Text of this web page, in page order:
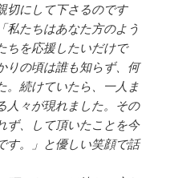
切にして下さるのです
私たちはあなた方のよう
ちを応援したいだけで
りの頃は誰も知らず、何
。続けていたら、一人ま
人々が現れました。その
ず、して頂いたことを今
す。」と優しい笑顔で話